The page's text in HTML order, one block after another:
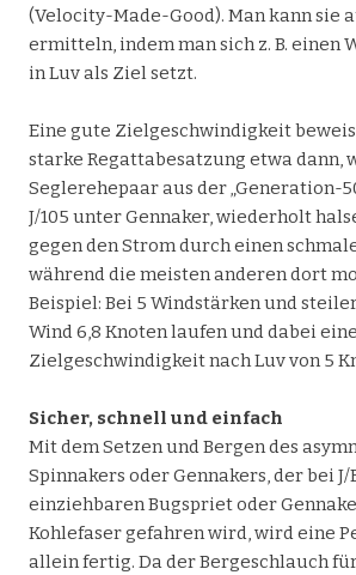
(Velocity-Made-Good). Man kann sie
ermitteln, indem man sich z. B. einen
in Luv als Ziel setzt.
Eine gute Zielgeschwindigkeit
starke Regattabesatzung etwa dann,
Seglerehepaar aus der „Generation-
J/105 unter Gennaker, wiederholt
gegen den Strom durch einen
während die meisten anderen dort
Beispiel: Bei 5 Windstärken und
Wind 6,8 Knoten laufen und dabei eine
Zielgeschwindigkeit nach Luv von 5
Sicher, schnell und einfach
Mit dem Setzen und Bergen des
Spinnakers oder Gennakers, der bei
einziehbaren Bugspriet oder
Kohlefaser gefahren wird, wird eine
allein fertig. Da der Bergeschlauch